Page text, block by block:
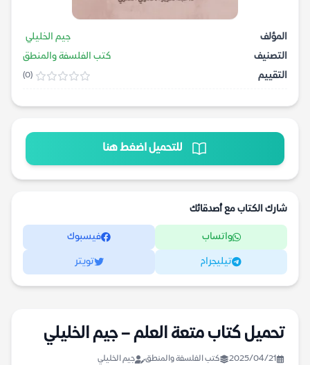
المؤلف
جيم الخليلي
التصنيف
كتب الفلسفة والمنطق
التقييم
(0)
للتحميل اضغط هنا
شارك الكتاب مع أصدقائك
واتساب فيسبوك
تيليجرام تويتر
تحميل كتاب متعة العلم – جيم الخليلي
2025/04/21 كتب الفلسفة والمنطق جيم الخليلي